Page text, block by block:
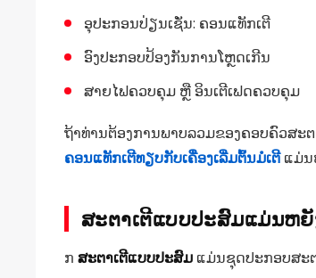
ອຸປະກອນປ່ຽນເຊັ່ນ: ຄອນແທັກເຕີ
ອົງປະກອບປ້ອງກັນການໂຫຼດເກີນ
ສາຍໄຟຄວບຄຸມ ຫຼື ອິນເຕີເຟດຄວບຄຸມ
ຖ້າທ່ານຕ້ອງການພາບລວມຂອງຄອບຄົວສະຕ
ຄອນແທັກເຕີທຽບກັບເຄື່ອງເລີ່ມຕົ້ນມໍເຕີແມ່ນ
ສະຕາເຕີແບບປະສົມແມ່ນຫຍັ
ກ ສະຕາເຕີແບບປະສົມ ແມ່ນຊຸດປະກອບສະ